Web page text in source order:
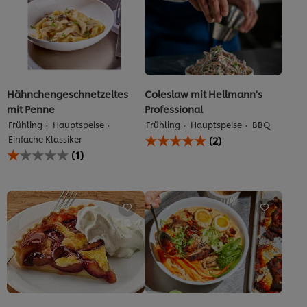
Hähnchengeschnetzeltes
mit Penne
Frühling
Hauptspeise
Einfache Klassiker
Die
durchschnittliche
Hähnchengeschnetzeltes
mit
Penne
beträgt
1.0
von
5
aus
1
(1)
Coleslaw mit Hellmann's
Professional
Frühling Hauptspeise BBQ
Die
durchschnittliche
Product
beträgt
5.0
von
5
aus
Bewertungen.
(2)